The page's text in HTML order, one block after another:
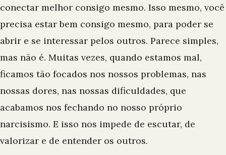
conectar melhor consigo mesmo. Isso mesmo, você
precisa estar bem consigo mesmo, para poder se
abrir e se interessar pelos outros. Parece simples,
mas não é. Muitas vezes, quando estamos mal,
ficamos tão focados nos nossos problemas, nas
nossas dores, nas nossas dificuldades, que
acabamos nos fechando no nosso próprio
narcisismo. E isso nos impede de escutar, de
valorizar e de entender os outros.